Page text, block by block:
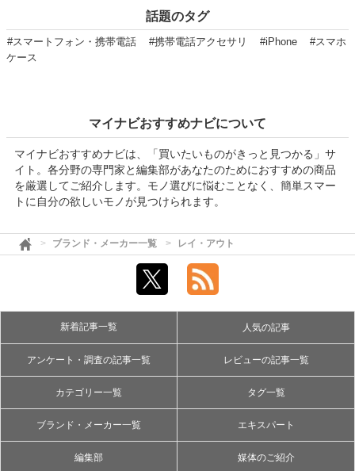
話題のタグ
#スマートフォン・携帯電話 #携帯電話アクセサリ #iPhone
#スマホ
ケース
マイナビおすすめナビについて
マイナビおすすめナビは、「買いたいものがきっと見つかる」サ
イト。各分野の専門家と編集部があなたのためにおすすめの商品
を厳選してご紹介します。モノ選びに悩むことなく、簡単スマー
トに自分の欲しいモノが見つけられます。
ブランド・メーカー一覧 レイ・アウト
新着記事一覧 人気の記事
アンケート・調査の記事一覧 レビューの記事一覧
カテゴリー一覧 タグ一覧
ブランド・メーカー一覧 エキスパート
編集部 媒体のご紹介